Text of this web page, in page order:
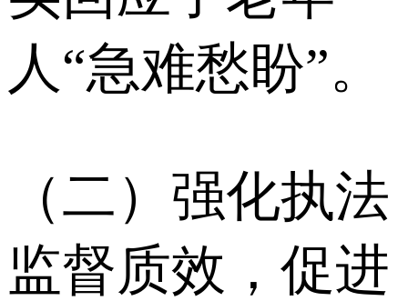
人“急难愁盼”。
（二）强化执法
监督质效，促进